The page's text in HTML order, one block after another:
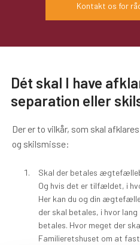
Kontakt os for
Dét skal I have
separation eller
Der er to vilkår, som skal
og skilsmisse:
Skal der betales
Og hvis det er tilfældet, i
Her kan du og din
der skal betales, i hvor
betales. Hvor meget der
Familieretshuset om at